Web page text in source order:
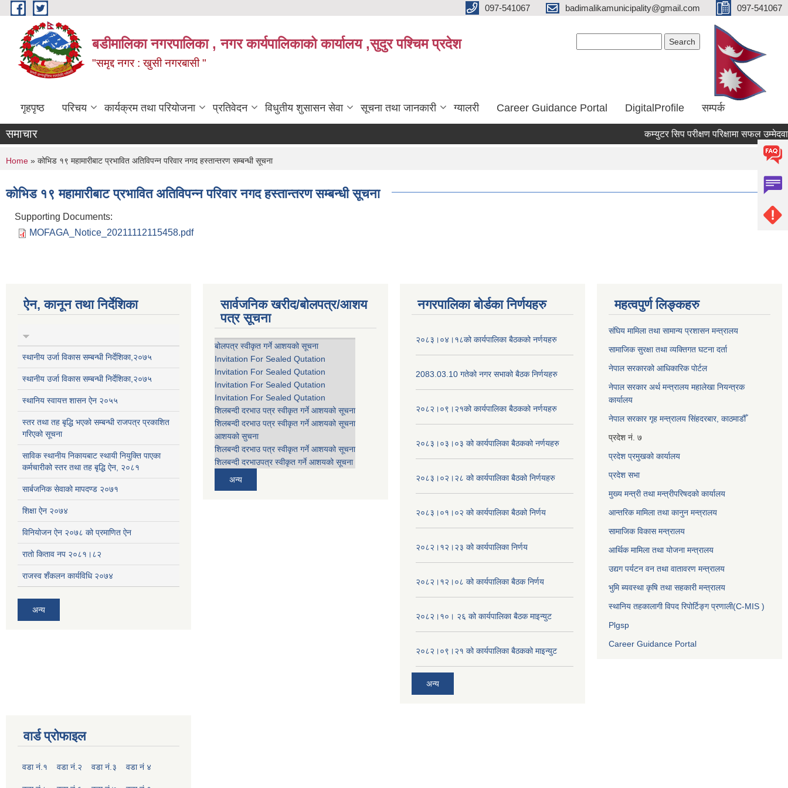
Skip to main content 097-541067 badimalikamunicipality@gmail.com 097-541067
बडीमालिका नगरपालिका , नगर कार्यपालिकाको कार्यालय ,सुदुर पश्चिम प्रदेश
"समृद्द नगर : खुसी नगरबासी "
गृहपृष्ठ परिचय कार्यक्रम तथा परियोजना प्रतिवेदन विधुतीय शुसासन सेवा सूचना तथा जानकारी ग्यालरी Career Guidance Portal DigitalProfile सम्पर्क
समाचार कम्युटर सिप परीक्षण परिक्षामा सफल उम्मेदवार
« first
You are here
Home » कोभिड १९ महामारीबाट प्रभावित अतिविपन्न परिवार नगद हस्तान्तरण सम्बन्धी सूचना
कोभिड १९ महामारीबाट प्रभावित अतिविपन्न परिवार नगद हस्तान्तरण सम्बन्धी सूचना
Supporting Documents:
MOFAGA_Notice_20211112115458.pdf
ऐन, कानून तथा निर्देशिका
स्थानीय उर्जा विकास सम्बन्धी निर्देशिका,२०७५
स्थानीय उर्जा विकास सम्बन्धी निर्देशिका,२०७५
स्थानिय स्वायत्त शासन ऐन २०५५
स्तर तथा तह बृद्धि भएको सम्बन्धी राजपत्र प्रकाशित
गरिएको सूचना
साविक स्थानीय निकायबाट स्थायी नियुक्ति पाएका
कर्मचारीको स्तर तथा तह बृद्धि ऐन, २०८१
सार्बजनिक सेवाको मापदण्ड २०७१
शिक्षा ऐन २०७४
विनियोजन ऐन २०७८ को प्रमाणित ऐन
रातो किताव नप २०८१।८२
राजस्व शँकलन कार्यविधि २०७४
अन्य
सार्वजनिक खरीद/बोलपत्र/आशय
पत्र सूचना
बोलपत्र स्वीकृत गर्ने आशयको सूचना
Invitation For Sealed Qutation
Invitation For Sealed Qutation
Invitation For Sealed Qutation
Invitation For Sealed Qutation
शिलबन्दी दरभाउ पत्र स्वीकृत गर्ने आशयको सूचना
शिलबन्दी दरभाउ पत्र स्वीकृत गर्ने आशयको सूचना
आशयको सुचना
शिलबन्दी दरभाउ पत्र स्वीकृत गर्ने आशयको सूचना
शिलबन्दी दरभाउपत्र स्वीकृत गर्ने आशयको सूचना
अन्य
नगरपालिका बोर्डका निर्णयहरु
२०८३।०४।१८को कार्यपालिका बैठकको नर्णयहरु
2083.03.10 गतेको नगर सभाको बैठक निर्णयहरु
२०८२।०९।२१को कार्यपालिका बैठकको नर्णयहरु
२०८३।०३।०३ को कार्यपालिका बैठकको नर्णयहरु
२०८३।०२।२८ को कार्यपालिका बैठको निर्णयहरु
२०८३।०१।०२ को कार्यपालिका बैठको निर्णय
२०८२।१२।२३ को कार्यपालिका निर्णय
२०८२।१२।०८ को कार्यपालिका बैठक निर्णय
२०८२।१०। २६ को कार्यपालिका बैठक माइन्युट
२०८२।०९।२१ को कार्यपालिका बैठकको माइन्युट
अन्य
महत्वपुर्ण लिङ्कहरु
संघिय मामिला तथा सामान्य प्रशासन मन्त्रालय
सामाजिक सुरक्षा तथा व्यक्तिगत घटना दर्ता
नेपाल सरकारको आधिकारिक पोर्टल
नेपाल सरकार अर्थ मन्त्रालय महालेखा नियन्त्रक
कार्यालय
नेपाल सरकार गृह मन्त्रालय सिंहदरबार, काठमाडौँ
प्रदेश नं. ७
प्रदेश प्रमुखको कार्यालय
प्रदेश सभा
मुख्य मन्त्री तथा मन्त्रीपरिषदको कार्यालय
आन्तरिक मामिला तथा कानुन मन्त्रालय
सामाजिक विकास मन्त्रालय
आर्थिक मामिला तथा योजना मन्त्रालय
उद्यग पर्यटन वन तथा वातावरण मन्त्रालय
भुमि ब्यवस्था कृषि तथा सहकारी मन्त्रालय
स्थानिय तहकालागी विपद रिपोर्टिङ्ग प्रणाली(C-MIS )
Plgsp
Career Guidance Portal
वार्ड प्रोफाइल
वडा नं.१ वडा नं.२ वडा नं.३ वडा नं ४